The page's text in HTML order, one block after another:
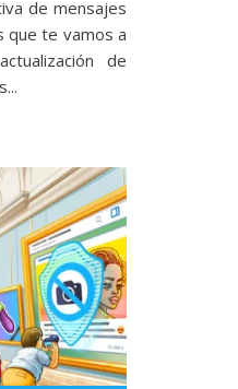
de mensajes
que te vamos a
de